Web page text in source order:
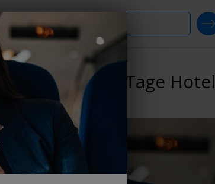
Bahn & 4 Tage Hotel